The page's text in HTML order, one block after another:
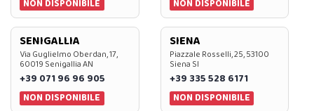
NON DISPONIBILE NON DISPONIBILE
SENIGALLIA
Via Guglielmo Oberdan, 17,
60019 Senigallia AN
+39 071 96 96 905
NON DISPONIBILE
SIENA
Piazzale Rosselli, 25, 53100
Siena SI
+39 335 528 6171
NON DISPONIBILE